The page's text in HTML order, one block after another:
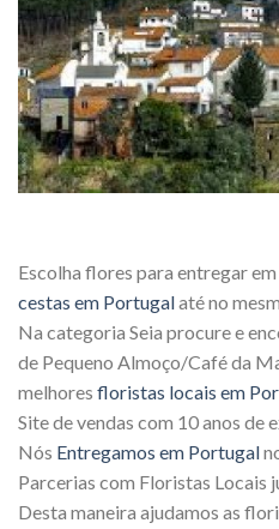
Escolha flores para entregar em
cestas em Portugalaté no
Na categoria Seia procure e
de Pequeno Almoço/Café da
melhores floristas locais em
Site de vendas com 10 anos de
Nós Entregamos em Portugal
Parcerias com Floristas Locais
Desta maneira ajudamos as